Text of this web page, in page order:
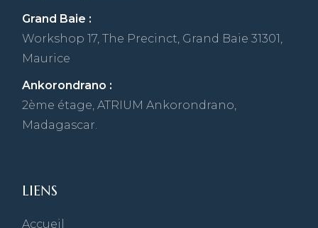
Grand Baie :
Workshop 17, The Precinct, Grand Baie 31301,
Maurice
Ankorondrano :
2ème étage, ATRIUM Ankorondrano,
Madagascar.
LIENS
Accueil